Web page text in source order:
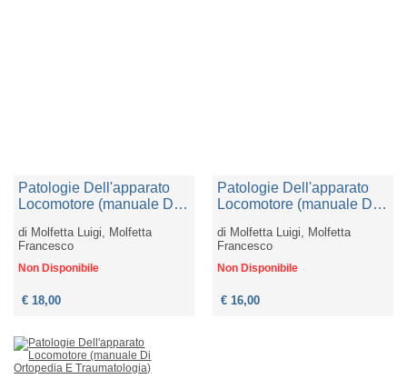
Patologie Dell'apparato
Locomotore (manuale Di
Traumatologia). Nuova
Ediz.
di Molfetta Luigi, Molfetta
Francesco
Non Disponibile
€ 18,00
Patologie Dell'apparato
Locomotore (manuale Di
Traumatologia)
di Molfetta Luigi, Molfetta
Francesco
Non Disponibile
€ 16,00